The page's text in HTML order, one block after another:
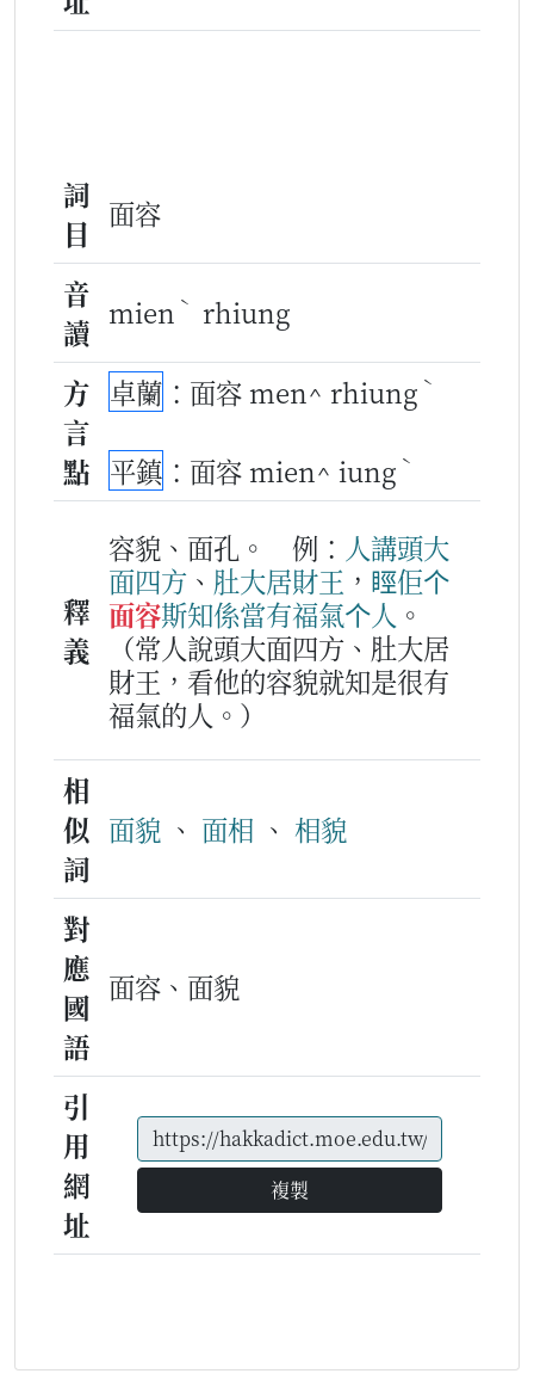
詞
目
面容
音
讀
mien ˋ rhiung
方
言
點
卓蘭 ：面容 men^ rhiung ˋ
平鎮 ：面容 mien^ iung ˋ
釋
義
容貌、面孔。 例： 人講頭大
面四方 、 肚大居財王 ， 䀴佢个
面容斯知係當有福氣个人 。
（常人說頭大面四方、肚大居
財王，看他的容貌就知是很有
福氣的人。）
相
似
詞
面貌 、 面相 、 相貌
對
應
國
語
面容、面貌
引
用
網
址
複製